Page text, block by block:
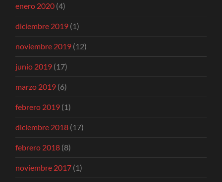
enero 2020 (4)
diciembre 2019 (1)
noviembre 2019 (12)
junio 2019 (17)
marzo 2019 (6)
febrero 2019 (1)
diciembre 2018 (17)
febrero 2018 (8)
noviembre 2017 (1)